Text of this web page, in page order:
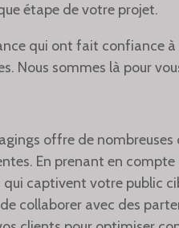
étape de votre projet.
qui ont fait confiance
Nous sommes là pour
offre de
En prenant en compte
qui captivent votre public
collaborer avec des